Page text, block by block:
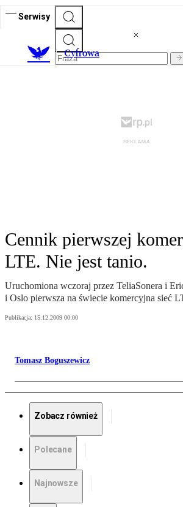
Serwisy
Cyfrowa
Cennik pierwszej
LTE. Nie jest tanio.
Uruchomiona wczoraj przez TeliaSonera i
i Oslo pierwsza na świecie komercyjna sieć
Publikacja: 15.12.2009 00:00
Tomasz Boguszewicz
Zobacz również
Polecane
Najnowsze